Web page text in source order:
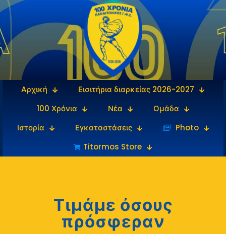
Αρχική
Εισιτήρια διαρκείας 2026-2027
100 Χρόνια
Νέα
Ομάδα
Ιστορία
Εγκαταστάσεις
‎‏‏‎ ‎Photo
Titormos Store
Τιμάμε όσους
πρόσφεραν